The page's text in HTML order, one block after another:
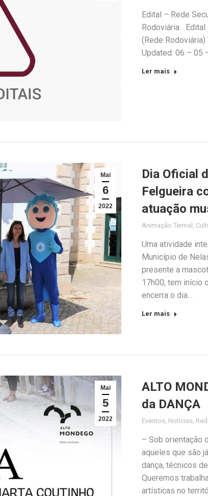
Edital – Rede
Rodoviária Edital
(Rede
Updated: 06 – 05
Ler mais
Mai
6
2022
Dia Oficial
Felgueira
atuação
Animação Termal ,
Uma atividade
Município de
presente a
17h00, tem início
encerra o dia…
Ler mais
Mai
5
2022
ALTO
da DANÇA
Eventos Notícias
– Sob orientação
aqueles que são
dança, técnicos
Queremos
artísticas no